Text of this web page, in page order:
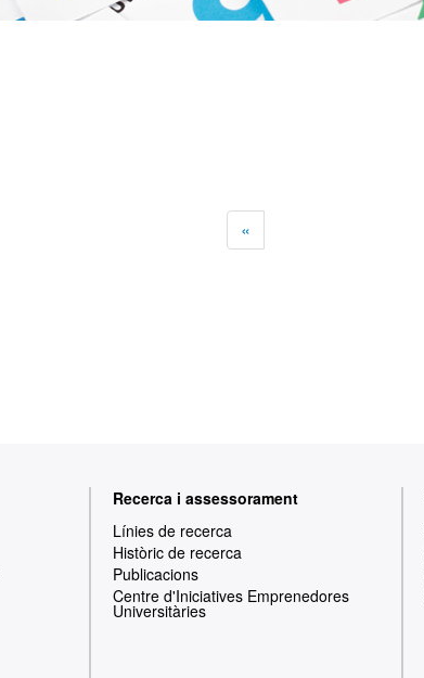
«
Recerca i assessorament
Línies de recerca
Històric de recerca
Publicacions
Centre d'Iniciatives Emprenedores
Universitàries